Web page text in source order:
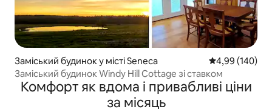
Заміський будинок у місті Seneca Середня
4,99 (140)
Заміський будинок Windy Hill Cottage зі ставком
Комфорт як вдома і привабливі ціни
за місяць